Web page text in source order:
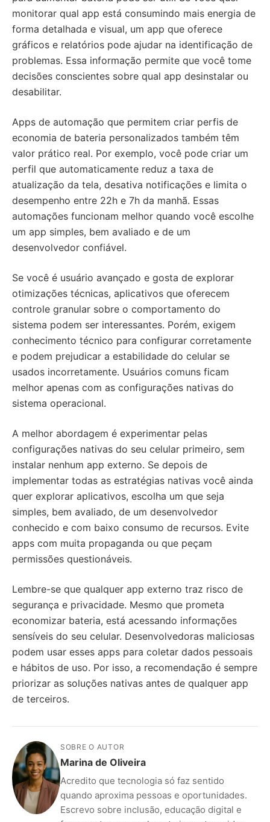
monitorar qual app está consumindo mais energia de
forma detalhada e visual, um app que oferece
gráficos e relatórios pode ajudar na identificação de
problemas. Essa informação permite que você tome
decisões conscientes sobre qual app desinstalar ou
desabilitar.
Apps de automação que permitem criar perfis de
economia de bateria personalizados também têm
valor prático real. Por exemplo, você pode criar um
perfil que automaticamente reduz a taxa de
atualização da tela, desativa notificações e limita o
desempenho entre 22h e 7h da manhã. Essas
automações funcionam melhor quando você escolhe
um app simples, bem avaliado e de um
desenvolvedor confiável.
Se você é usuário avançado e gosta de explorar
otimizações técnicas, aplicativos que oferecem
controle granular sobre o comportamento do
sistema podem ser interessantes. Porém, exigem
conhecimento técnico para configurar corretamente
e podem prejudicar a estabilidade do celular se
usados incorretamente. Usuários comuns ficam
melhor apenas com as configurações nativas do
sistema operacional.
A melhor abordagem é experimentar pelas
configurações nativas do seu celular primeiro, sem
instalar nenhum app externo. Se depois de
implementar todas as estratégias nativas você ainda
quer explorar aplicativos, escolha um que seja
simples, bem avaliado, de um desenvolvedor
conhecido e com baixo consumo de recursos. Evite
apps com muita propaganda ou que peçam
permissões questionáveis.
Lembre-se que qualquer app externo traz risco de
segurança e privacidade. Mesmo que prometa
economizar bateria, está acessando informações
sensíveis do seu celular. Desenvolvedoras maliciosas
podem usar esses apps para coletar dados pessoais
e hábitos de uso. Por isso, a recomendação é sempre
priorizar as soluções nativas antes de qualquer app
de terceiros.
SOBRE O AUTOR
Marina de Oliveira
Acredito que tecnologia só faz sentido
quando aproxima pessoas e oportunidades.
Escrevo sobre inclusão, educação digital e